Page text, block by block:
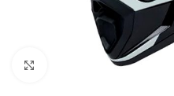
Click to enlarge